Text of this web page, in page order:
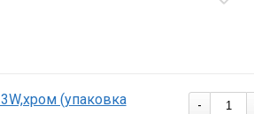
(упаковка
-